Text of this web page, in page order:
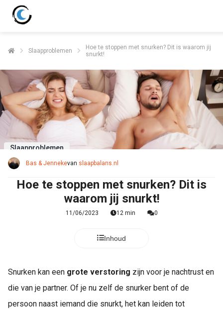
Slaapproblemen
Hoe te stoppen met snurken? Dit is waarom jij
snurkt!
Slaapproblemen
Bas & Jennekevan slaapbalans.nl
Hoe te stoppen met snurken? Dit is
waarom jij snurkt!
11/06/2023 12 min 0
Inhoud
Snurken kan een grote verstoring zijn voor je nachtrust en
die van je partner. Of je nu zelf de snurker bent of de
persoon naast iemand die snurkt, het kan leiden tot